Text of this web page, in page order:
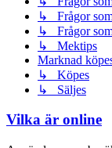
↳ Frågor
↳ Frågor
↳ Mektips
Marknad
↳ Köpes
↳ Säljes
Vilka är online